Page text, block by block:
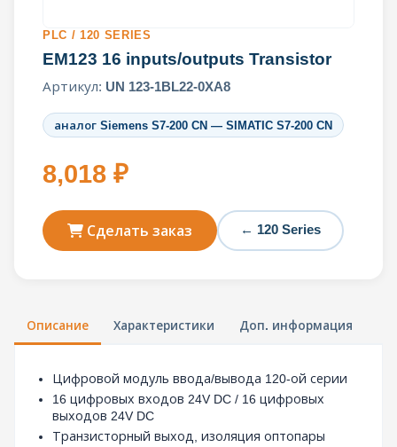
PLC / 120 SERIES
EM123 16 inputs/outputs Transistor
Артикул: UN 123-1BL22-0XA8
аналог Siemens S7-200 CN — SIMATIC S7-200 CN
8,018 ₽
Сделать заказ ← 120 Series
Описание Характеристики Доп. информация
Цифровой модуль ввода/вывода 120-ой серии
16 цифровых входов 24V DC / 16 цифровых
выходов 24V DC
Транзисторный выход, изоляция оптопары